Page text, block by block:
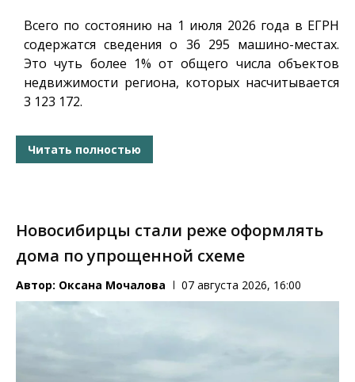
Всего по состоянию на 1 июля 2026 года в ЕГРН
содержатся сведения о 36 295 машино-местах.
Это чуть более 1% от общего числа объектов
недвижимости региона, которых насчитывается
3 123 172.
Читать полностью
Новосибирцы стали реже оформлять
дома по упрощенной схеме
Автор: Оксана Мочалова 07 августа 2026, 16:00